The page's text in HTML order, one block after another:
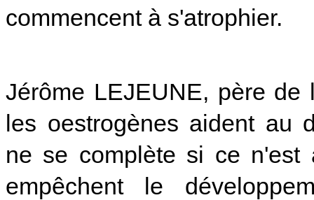
commencent à s'atrophier.
Jérôme LEJEUNE, père de
les oestrogènes aident au
ne se complète si ce n'est
empêchent le